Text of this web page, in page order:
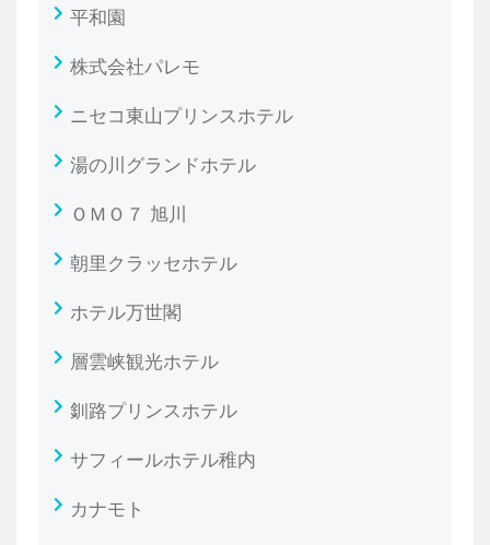
平和園
株式会社パレモ
ニセコ東山プリンスホテル
湯の川グランドホテル
ＯＭＯ７ 旭川
朝里クラッセホテル
ホテル万世閣
層雲峡観光ホテル
釧路プリンスホテル
サフィールホテル稚内
カナモト